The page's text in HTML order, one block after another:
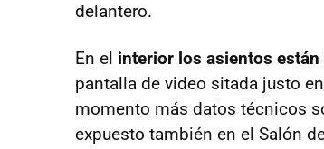
delantero.
En el interior los asientos
pantalla de video sitada justo
momento más datos técnicos
expuesto también en el Salón